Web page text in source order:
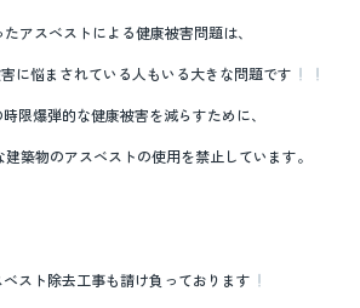
アスベストによる健康被害問題は、
に悩まされている人もいる大きな問題です
限爆弾的な健康被害を減らすために、
築物のアスベストの使用を禁止しています。
スト除去工事も請け負っております